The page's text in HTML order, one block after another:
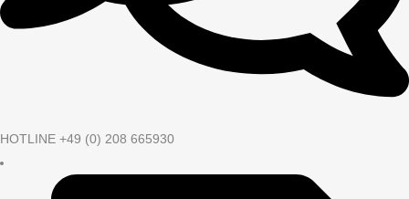
HOTLINE +49 (0) 208 665930